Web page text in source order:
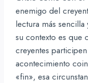
enemigo del
lectura más
su contexto es que
creyentes
acontecimiento
«fin», esa